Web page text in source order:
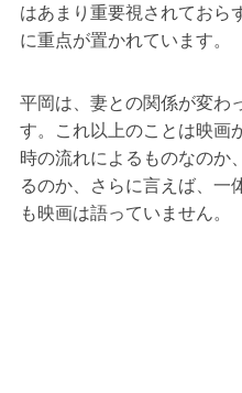
はあまり重要視されておら
に重点が置かれています。
平岡は、妻との関係が変わ
す。これ以上のことは映画
時の流れによるものなのか
るのか、さらに言えば、一
も映画は語っていません。